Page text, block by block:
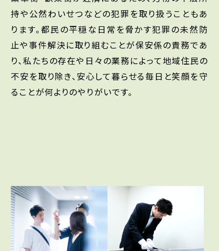
持や公然わいせつなどの犯罪を取り扱うこともあ
ります。都民の平穏な日常を脅かす犯罪の未然防
止や事件解決に取り組むことが保安係の責務であ
り、私たちの存在や日々の業務によって地域住民の
不安を取り除き、安心して暮らせる毎日と笑顔を守
ることが何よりのやりがいです。